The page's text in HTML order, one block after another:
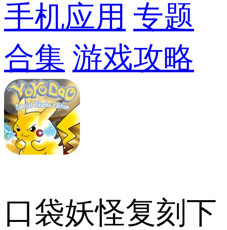
手机应用 专题
合集 游戏攻略
口袋妖怪复刻下